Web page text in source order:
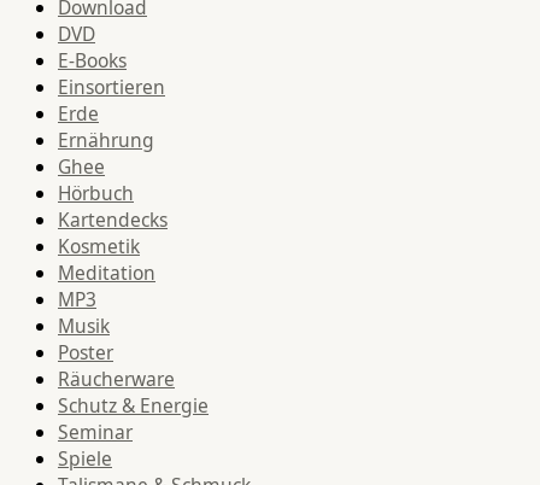
Download
DVD
E-Books
Einsortieren
Erde
Ernährung
Ghee
Hörbuch
Kartendecks
Kosmetik
Meditation
MP3
Musik
Poster
Räucherware
Schutz & Energie
Seminar
Spiele